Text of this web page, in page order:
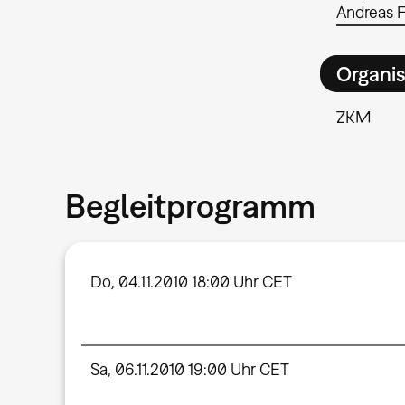
Andreas
ZKM
Begleitprogramm
Do, 04.11.2010 18:00 Uhr CET
Sa, 06.11.2010 19:00 Uhr CET